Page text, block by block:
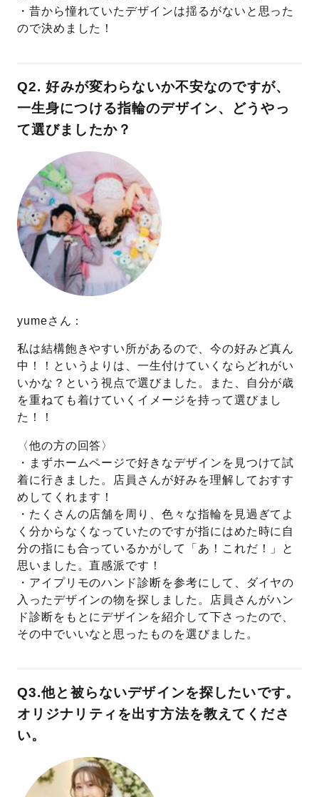
・昔から憧れていたデザインは揺るがないと思った
ので決めました！
Q2. 好みが変わらないか不安なのですが、
一生身につける指輪のデザイン、どうやっ
て選びましたか？
yumeさん：
私は結構飽きやすい所があるので、今の好みど真ん
中！！というよりは、一生付けていくならどれがい
いかな？という視点で選びました。また、自分が歳
を重ねても着けていくイメージを持って選びまし
た！！
〈他の方の回答〉
・まずホームページで好きなデザインを見つけて試
着に行きました。店員さんが好みを理解しておすす
めしてくれます！
・たくさんの店舗を周り、色々な指輪を見過ぎてよ
く分からなくなっていたのですが指にはめた時に自
分の指にも合っているかがして「あ！これだ！」と
思いました。直感派です！
・アイプリモのハンド診断を参考にして、ダイヤの
入ったデザインの物を探しました。店員さんがハン
ド診断をもとにデザインを紹介して下さったので、
その中でいいなと思ったものを選びました。
Q3.他と被らないデザインを探したいです。
オリジナリティを出す方法を教えてくださ
い。